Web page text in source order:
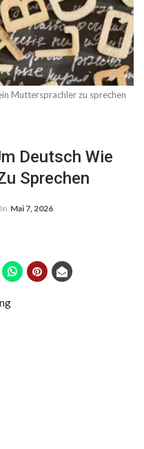
Muttersprachler zu sprechen
Deutsch Wie
Sprechen
Mai 7, 2026